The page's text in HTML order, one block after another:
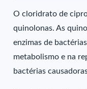
O cloridrato de
quinolonas. As
enzimas de
metabolismo e na
bactérias